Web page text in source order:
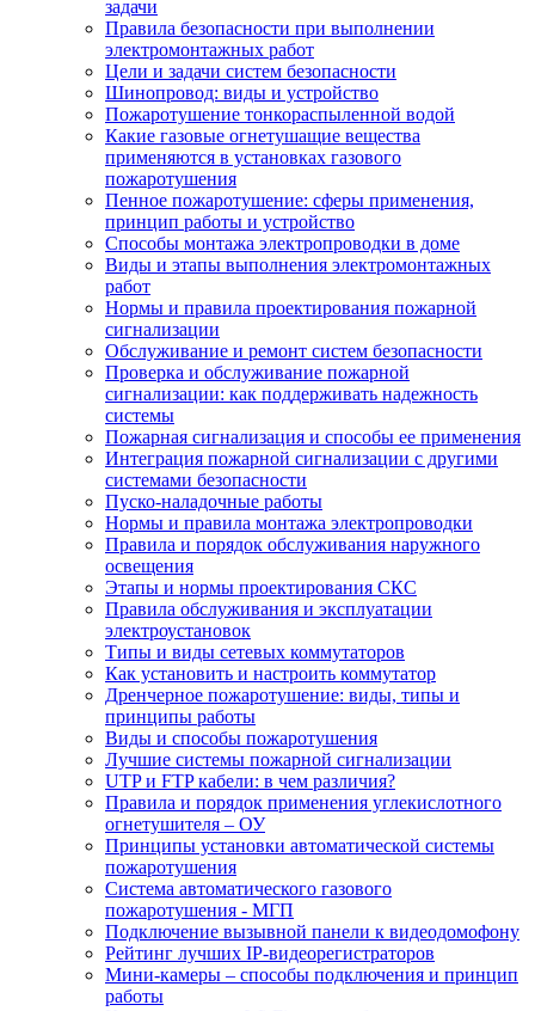
задачи
Правила безопасности при выполнении
электромонтажных работ
Цели и задачи систем безопасности
Шинопровод: виды и устройство
Пожаротушение тонкораспыленной водой
Какие газовые огнетушащие вещества
применяются в установках газового
пожаротушения
Пенное пожаротушение: сферы применения,
принцип работы и устройство
Способы монтажа электропроводки в доме
Виды и этапы выполнения электромонтажных
работ
Нормы и правила проектирования пожарной
сигнализации
Обслуживание и ремонт систем безопасности
Проверка и обслуживание пожарной
сигнализации: как поддерживать надежность
системы
Пожарная сигнализация и способы ее применения
Интеграция пожарной сигнализации с другими
системами безопасности
Пуско-наладочные работы
Нормы и правила монтажа электропроводки
Правила и порядок обслуживания наружного
освещения
Этапы и нормы проектирования СКС
Правила обслуживания и эксплуатации
электроустановок
Типы и виды сетевых коммутаторов
Как установить и настроить коммутатор
Дренчерное пожаротушение: виды, типы и
принципы работы
Виды и способы пожаротушения
Лучшие системы пожарной сигнализации
UTP и FTP кабели: в чем различия?
Правила и порядок применения углекислотного
огнетушителя – ОУ
Принципы установки автоматической системы
пожаротушения
Система автоматического газового
пожаротушения - МГП
Подключение вызывной панели к видеодомофону
Рейтинг лучших IP-видеорегистраторов
Мини-камеры – способы подключения и принцип
работы